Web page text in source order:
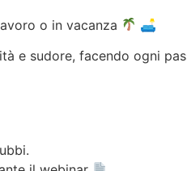
o in vacanza
🛋
e sudore, facendo ogni